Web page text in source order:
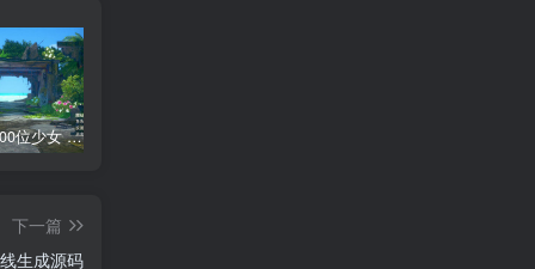
AI少女 1300位少女 捏脸面补数据整合包 总有一位是你想要的
下一篇
生成源码